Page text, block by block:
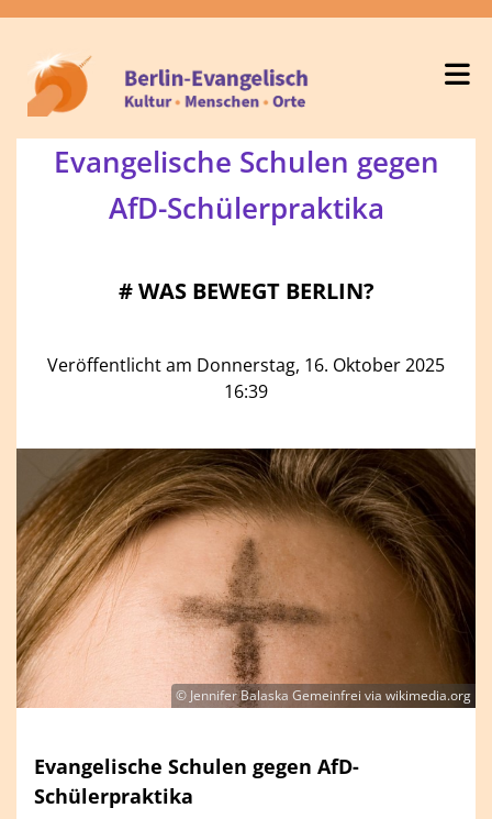
Evangelische Schulen gegen
AfD-Schülerpraktika
#WAS BEWEGT BERLIN?
Veröffentlicht am Donnerstag, 16. Oktober 2025
16:39
© Jennifer Balaska Gemeinfrei via wikimedia.org
Evangelische Schulen gegen AfD-
Schülerpraktika